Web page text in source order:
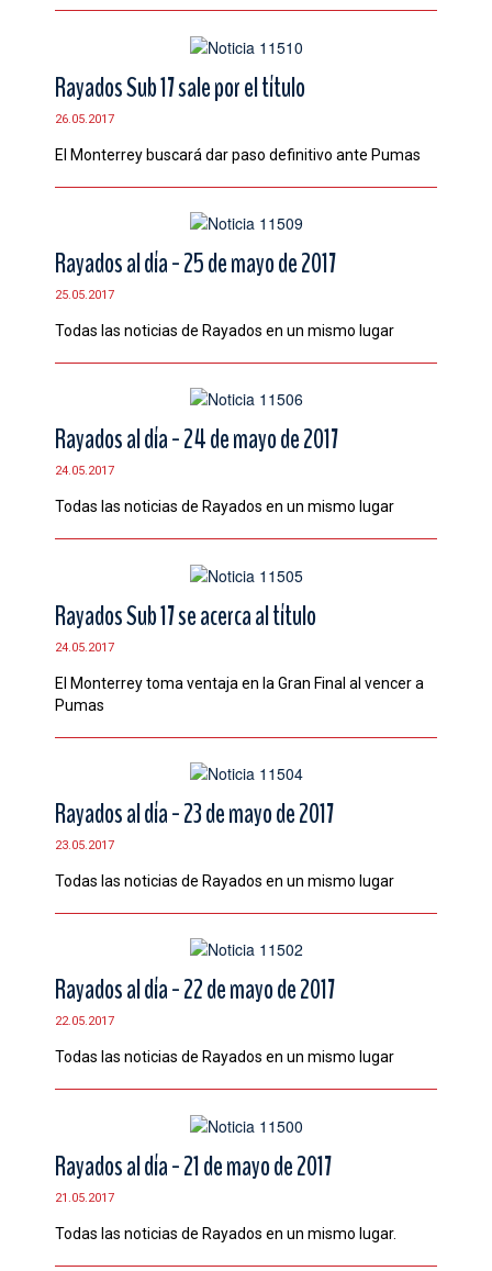
Rayados Sub 17 sale por el título
26.05.2017
El Monterrey buscará dar paso definitivo ante Pumas
Rayados al día - 25 de mayo de 2017
25.05.2017
Todas las noticias de Rayados en un mismo lugar
Rayados al día - 24 de mayo de 2017
24.05.2017
Todas las noticias de Rayados en un mismo lugar
Rayados Sub 17 se acerca al título
24.05.2017
El Monterrey toma ventaja en la Gran Final al vencer a
Pumas
Rayados al día - 23 de mayo de 2017
23.05.2017
Todas las noticias de Rayados en un mismo lugar
Rayados al día - 22 de mayo de 2017
22.05.2017
Todas las noticias de Rayados en un mismo lugar
Rayados al día - 21 de mayo de 2017
21.05.2017
Todas las noticias de Rayados en un mismo lugar.